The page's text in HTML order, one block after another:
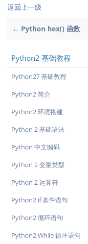
返回上一级
← Python hex() 函数
Python2 基础教程
Python27 基础教程
Python2 简介
Python2 环境搭建
Python 2 基础语法
Python 中文编码
Python 2 变量类型
Python 2 运算符
Python2 if 条件语句
Python2 循环语句
Python2 While 循环语句